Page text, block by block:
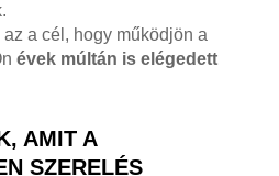
a cél, hogy működjön a
évek múltán is elégedett
AMIT A
SZERELÉS